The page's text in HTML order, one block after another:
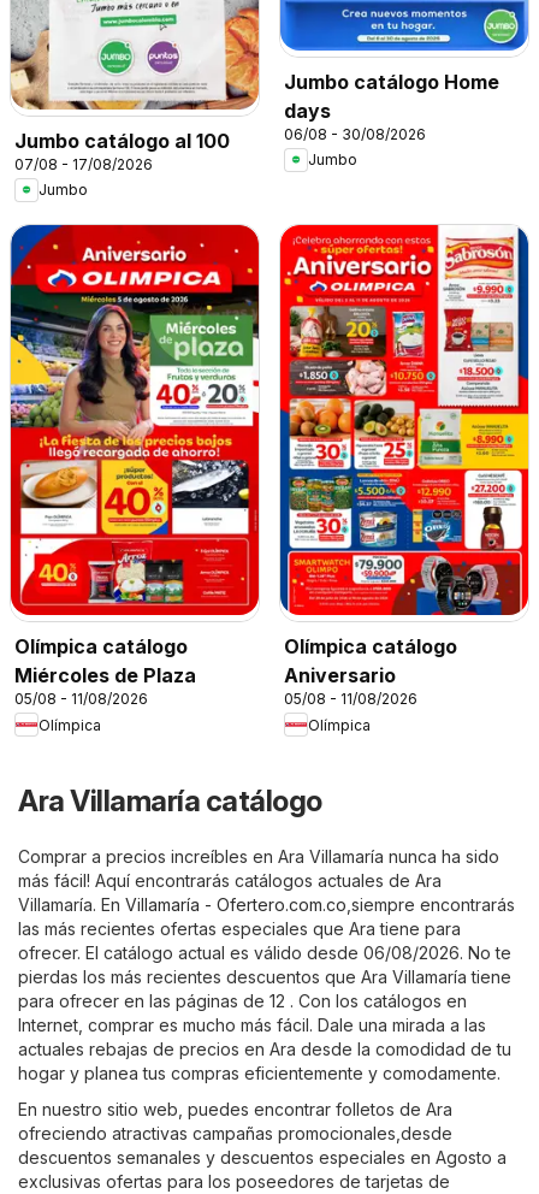
Jumbo catálogo al 100
07/08 - 17/08/2026
Jumbo
Jumbo catálogo Home
days
06/08 - 30/08/2026
Jumbo
Olímpica catálogo
Miércoles de Plaza
05/08 - 11/08/2026
Olímpica
Olímpica catálogo
Aniversario
05/08 - 11/08/2026
Olímpica
Ara Villamaría catálogo
Comprar a precios increíbles en Ara Villamaría nunca ha sido
más fácil! Aquí encontrarás catálogos actuales de Ara
Villamaría. En Villamaría - Ofertero.com.co ,siempre encontrarás
las más recientes ofertas especiales que Ara tiene para
ofrecer. El catálogo actual es válido desde 06/08/2026. No te
pierdas los más recientes descuentos que Ara Villamaría tiene
para ofrecer en las páginas de 12 . Con los catálogos en
Internet, comprar es mucho más fácil. Dale una mirada a las
actuales rebajas de precios en Ara desde la comodidad de tu
hogar y planea tus compras eficientemente y comodamente.
En nuestro sitio web, puedes encontrar folletos de Ara
ofreciendo atractivas campañas promocionales,desde
descuentos semanales y descuentos especiales en Agosto a
exclusivas ofertas para los poseedores de tarjetas de